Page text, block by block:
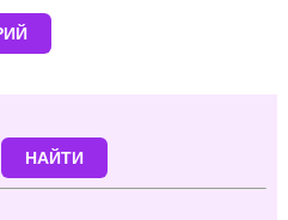
НАЙТИ